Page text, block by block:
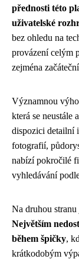
přednosti této
uživatelské
bez ohledu na
provázení celým
zejména
Významnou
která se neustále
dispozici detailní
fotografií,
nabízí pokročilé
vyhledávání
Na druhou
Největším
během špičky,
krátkodobým